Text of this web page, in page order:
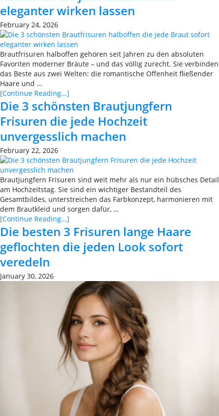
eleganter wirken lassen
February 24, 2026
Brautfrisuren halboffen gehören seit Jahren zu den absoluten
Favoriten moderner Bräute – und das völlig zurecht. Sie verbinden
das Beste aus zwei Welten: die romantische Offenheit fließender
Haare und …
[Continue Reading...]
Die 3 schönsten Brautjungfern
Frisuren die jede Hochzeit
unvergesslich machen
February 22, 2026
Brautjungfern Frisuren sind weit mehr als nur ein hübsches Detail
am Hochzeitstag. Sie sind ein wichtiger Bestandteil des
Gesamtbildes, unterstreichen das Farbkonzept, harmonieren mit
dem Brautkleid und sorgen dafür, …
[Continue Reading...]
Die besten 3 Frisuren lange Haare
geflochten die jeden Look sofort
veredeln
January 30, 2026